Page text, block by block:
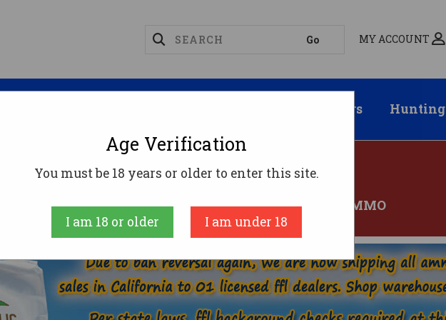
MY ACCOUNT
Suppressors Hunting
348 WINCHESTER AMMO
AMMUNITION RIFLE AMMO 348 WINCHESTER AMMO
Age Verification
You must be 18 years or older to enter this site.
I am 18 or older I am under 18